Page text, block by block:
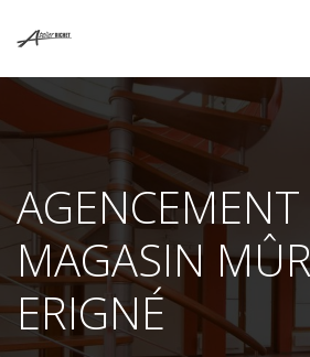
AGENCEMENT DE
MAGASIN
ERIGNÉ